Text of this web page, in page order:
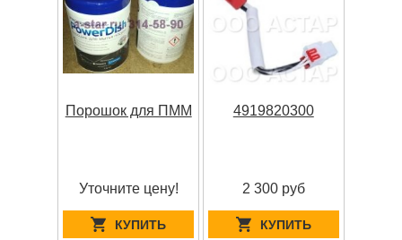
Порошок для ПММ
Уточните цену!
КУПИТЬ
4919820300
2 300 руб
КУПИТЬ